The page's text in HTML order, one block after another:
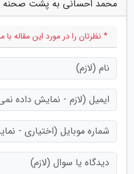
محمد احسانی به پشت صحنه
* نظرتان را در مورد این مقاله با